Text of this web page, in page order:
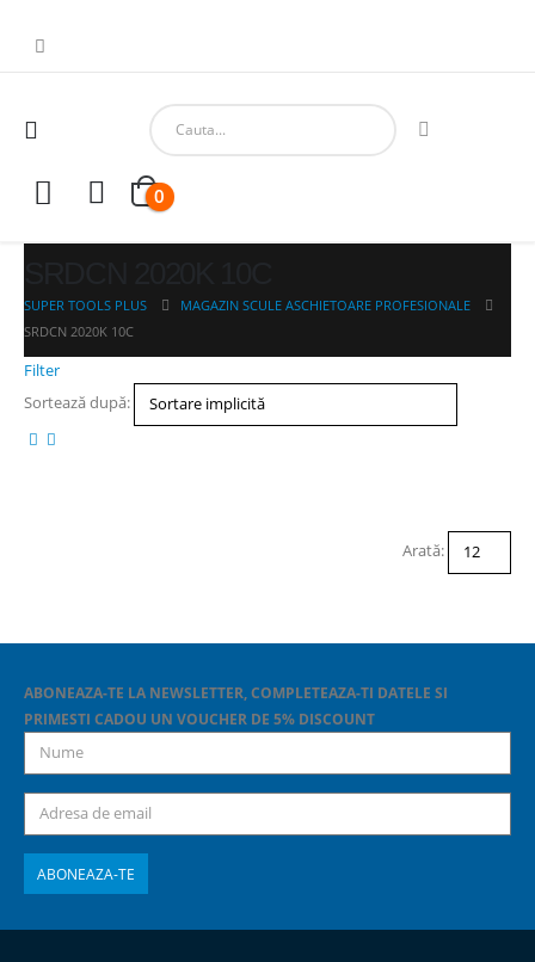
0
SUPER TOOLS PLUS
MAGAZIN SCULE ASCHIETOARE PROFESIONALE
SRDCN 2020K 10C
Filter
Sortează după:
Arată:
ABONEAZA-TE LA NEWSLETTER, COMPLETEAZA-TI DATELE SI
PRIMESTI CADOU UN VOUCHER DE 5% DISCOUNT